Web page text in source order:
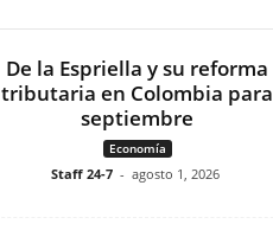
De la Espriella y su reforma
tributaria en Colombia para
septiembre
Economía
Staff 24-7 - agosto 1, 2026